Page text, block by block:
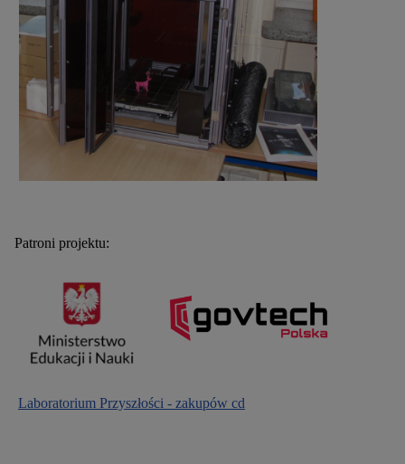
Patroni projektu:
Laboratorium Przyszłości - zakupów cd